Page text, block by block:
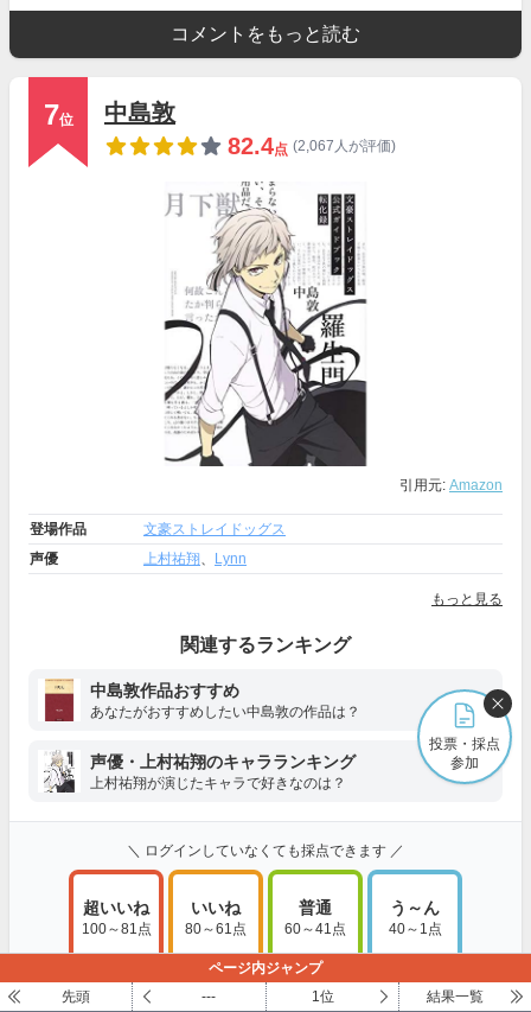
コメントをもっと読む
7位
中島敦
82.4点 (2,067人が評価)
引用元: Amazon
登場作品
文豪ストレイドッグス
声優
上村祐翔、 Lynn
もっと見る
関連するランキング
中島敦作品おすすめ
あなたがおすすめしたい中島敦の作品は？
声優・上村祐翔のキャラランキング
上村祐翔が演じたキャラで好きなのは？
＼ ログインしていなくても採点できます ／
超いいね
100～81点
いいね
80～61点
普通
60～41点
う～ん
40～1点
採点・コメントする
投票・採点
参加
ページ内ジャンプ
先頭
--- 1位 結果一覧